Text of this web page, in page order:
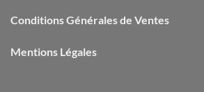
Conditions Générales de Ventes
Mentions Légales